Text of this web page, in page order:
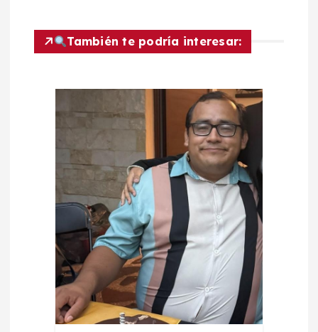
También te podría interesar: